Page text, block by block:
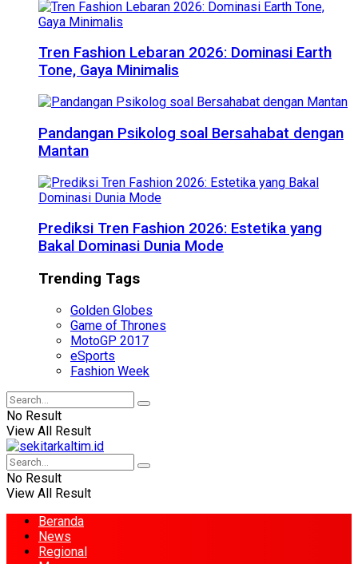
Tren Fashion Lebaran 2026: Dominasi Earth
Tone, Gaya Minimalis
Pandangan Psikolog soal Bersahabat dengan
Mantan
Prediksi Tren Fashion 2026: Estetika yang
Bakal Dominasi Dunia Mode
Trending Tags
Golden Globes
Game of Thrones
MotoGP 2017
eSports
Fashion Week
No Result
View All Result
No Result
View All Result
Beranda
News
Regional